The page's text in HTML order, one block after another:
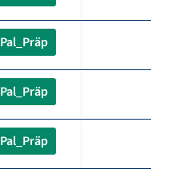
Pal_Präp
Pal_Präp
Pal_Präp